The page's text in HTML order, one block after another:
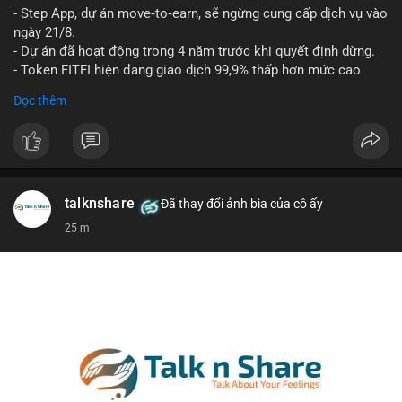
Lời khuyên cho nhà đầu tư nhỏ lẻ: Theo dõi xác nhận của giao
dịch này. Nếu BTC tiếp tục bị rút khỏi sàn với tần suất tăng, đó
là tín hiệu tích cực cho xu hướng tăng giá. Hạn chế hành động
- Step App, dự án move‑to‑earn, sẽ ngừng cung cấp dịch vụ vào
ngày 21/8.
- Dự án đã hoạt động trong 4 năm trước khi quyết định dừng.
- Token FITFI hiện đang giao dịch 99,9% thấp hơn mức cao
$fitfi
#vlikevn #titanbot
Đọc thêm
talknshare Đã thay đổi ảnh bìa của cô ấy
25 m